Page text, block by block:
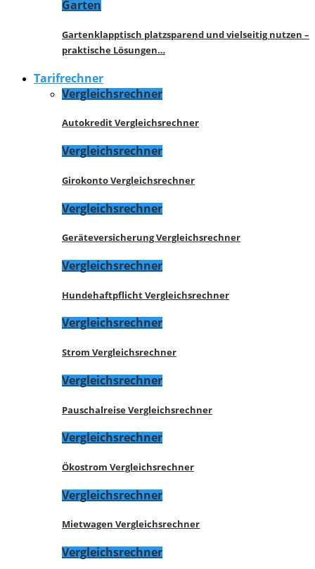
Garten
Gartenklapptisch platzsparend und vielseitig nutzen –
praktische Lösungen…
Tarifrechner
Vergleichsrechner
Autokredit Vergleichsrechner
Vergleichsrechner
Girokonto Vergleichsrechner
Vergleichsrechner
Geräteversicherung Vergleichsrechner
Vergleichsrechner
Hundehaftpflicht Vergleichsrechner
Vergleichsrechner
Strom Vergleichsrechner
Vergleichsrechner
Pauschalreise Vergleichsrechner
Vergleichsrechner
Ökostrom Vergleichsrechner
Vergleichsrechner
Mietwagen Vergleichsrechner
Vergleichsrechner